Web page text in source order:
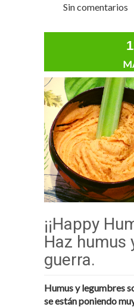
Sin comentarios
¡¡Happy
Haz humus
guerra.
Humus y legumbres
se están poniendo